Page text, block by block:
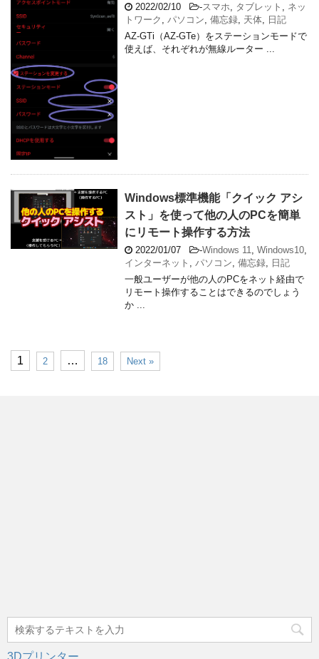
2022/02/10 -スマホ タブレット
ネッ
トワーク
パソコン 備忘録 天体
日記
AZ-GTi（AZ-GTe）をステーションモードで
使えば、それぞれが無線ルーター ...
Windows標準機能「クイック アシ
スト」を使って他の人のPCを簡単
にリモート操作する方法
2022/01/07 -Windows 11 Windows10
インターネット
パソコン 備忘録
日記
一般ユーザーが他の人のPCをネット経由で
リモート操作することはできるのでしょう
か ...
1 2 … 18 Next »
3Dプリンター